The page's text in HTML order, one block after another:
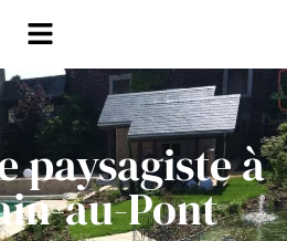
paysagiste à
au-Pont